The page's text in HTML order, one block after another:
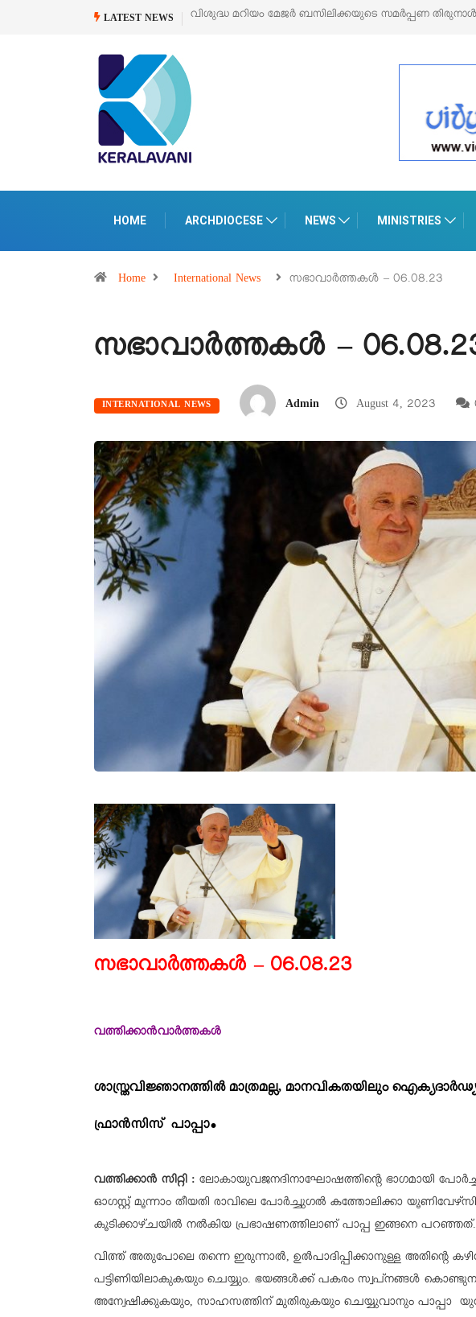
LATEST NEWS ‘പെറ്റൽസ്’ ലൈഫ് സ്റ്റൈൽ എക്സിബിഷനും സെയിലും
HOME ARCHDIOCESE NEWS MINISTRIES
Home International News സഭാവാർത്തകൾ – 06.08.23
സഭാവാർത്തകൾ –
INTERNATIONAL NEWS Admin August 4, 2023
സഭാവാർത്തകൾ – 06.08.23
വത്തിക്കാൻവാർത്തകൾ
ശാസ്ത്രവിജ്ഞാനത്തിൽ മാത്രമല്ല, മാനവികതയിലും
ഫ്രാൻസിസ് പാപ്പാ.
വത്തിക്കാന്‍ സിറ്റി : ലോകായുവജനദിനാഘോഷത്തിന്റെ ഭാഗമായി
ഓഗസ്റ്റ് മൂന്നാം തീയതി രാവിലെ പോർച്ചുഗൽ കത്തോലിക്കാ
കൂടിക്കാഴ്ചയിൽ നൽകിയ പ്രഭാഷണത്തിലാണ് പാപ്പ ഇങ്ങനെ പറഞ്ഞത്.
വിത്ത് അതുപോലെ തന്നെ ഇരുന്നാൽ, ഉൽപാദിപ്പിക്കാനുള്ള അതിന്റെ
പട്ടിണിയിലാകുകയും ചെയ്യും. ഭയങ്ങൾക്ക് പകരം സ്വപ്നങ്ങൾ
അന്വേഷിക്കുകയും, സാഹസത്തിന് മുതിരുകയും ചെയ്യുവാനും പാപ്പാ